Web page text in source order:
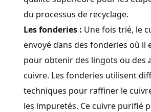
du processus de recyclage.
Les fonderies : Une fois trié, le
envoyé dans des fonderies où il
pour obtenir des lingots ou des
cuivre. Les fonderies utilisent
techniques pour raffiner le
les impuretés. Ce cuivre purifié